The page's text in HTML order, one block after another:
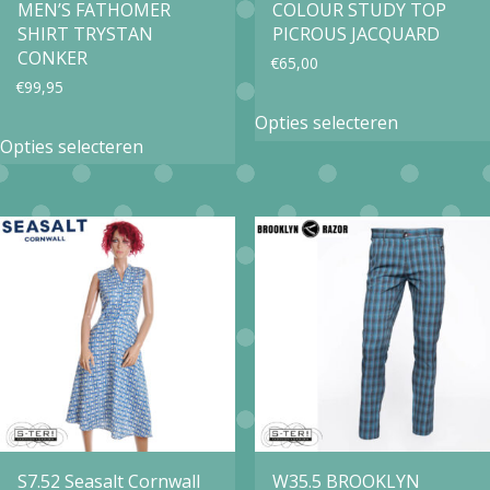
productpagina
de
MEN’S FATHOMER
SHIRT TRYSTAN
CONKER
€99,95
Opties selecteren
product
meerdere
variaties.
Deze
optie
kan
gekozen
worden
op
COLOUR STUDY TOP
PICROUS JACQUARD
€65,00
Opties selecteren
heeft
meerdere
variaties.
Deze
optie
kan
gekozen
worden
op
S7.52 Seasalt Cornwall
W35.5 BROOKLYN